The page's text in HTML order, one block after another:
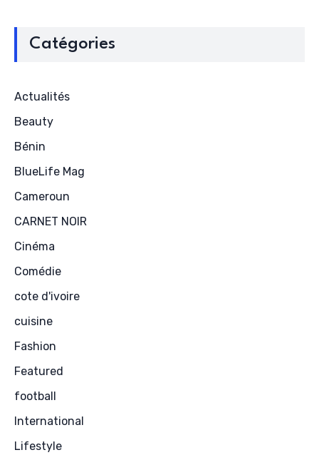
Catégories
Actualités
Beauty
Bénin
BlueLife Mag
Cameroun
CARNET NOIR
Cinéma
Comédie
cote d'ivoire
cuisine
Fashion
Featured
football
International
Lifestyle